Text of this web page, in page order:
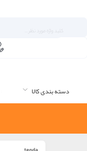
دسته بندی کالا